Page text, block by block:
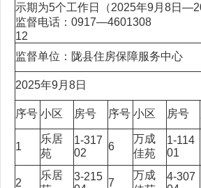
示期为5个工作日（2025年9月8日
监督电话：
12
监督单位：陇县住房保障服务中心
2025年9月8日
序号 小区 房号 序号 小区 房号
1
乐居
苑
1-317
02
6
万成
佳苑
1-114
01
2
乐居
3-215
7
万成
4-307